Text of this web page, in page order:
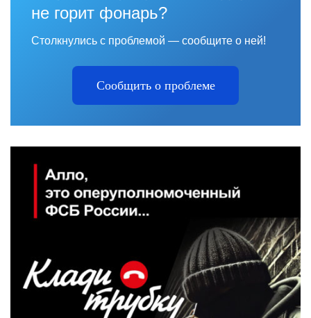
не горит фонарь?
Столкнулись с проблемой — сообщите о ней!
Сообщить о проблеме